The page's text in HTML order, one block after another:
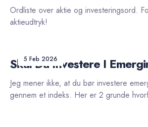
Ordliste over aktie og investeringsord.
aktieudtryk!
5 Feb 2026
Skal Du Investere I
Jeg mener ikke, at du bør investere
gennem et indeks. Her er 2 grunde